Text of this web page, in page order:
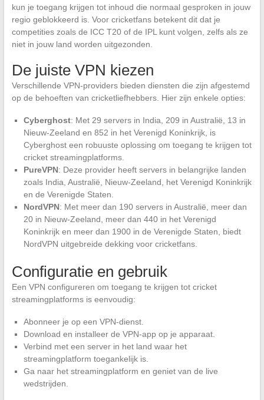
kun je toegang krijgen tot inhoud die normaal gesproken in jouw
regio geblokkeerd is. Voor cricketfans betekent dit dat je
competities zoals de ICC T20 of de IPL kunt volgen, zelfs als ze
niet in jouw land worden uitgezonden.
De juiste VPN kiezen
Verschillende VPN-providers bieden diensten die zijn afgestemd
op de behoeften van cricketliefhebbers. Hier zijn enkele opties:
Cyberghost: Met 29 servers in India, 209 in Australië, 13 in
Nieuw-Zeeland en 852 in het Verenigd Koninkrijk, is
Cyberghost een robuuste oplossing om toegang te krijgen tot
cricket streamingplatforms.
PureVPN: Deze provider heeft servers in belangrijke landen
zoals India, Australië, Nieuw-Zeeland, het Verenigd Koninkrijk
en de Verenigde Staten.
NordVPN: Met meer dan 190 servers in Australië, meer dan
20 in Nieuw-Zeeland, meer dan 440 in het Verenigd
Koninkrijk en meer dan 1900 in de Verenigde Staten, biedt
NordVPN uitgebreide dekking voor cricketfans.
Configuratie en gebruik
Een VPN configureren om toegang te krijgen tot cricket
streamingplatforms is eenvoudig:
Abonneer je op een VPN-dienst.
Download en installeer de VPN-app op je apparaat.
Verbind met een server in het land waar het
streamingplatform toegankelijk is.
Ga naar het streamingplatform en geniet van de live
wedstrijden.